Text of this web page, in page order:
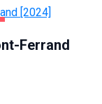
Ferrand